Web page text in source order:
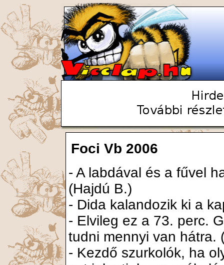
Foci Vb 2006
- A labdával és a fűvel
(Hajdú B.)
- Dida kalandozik ki a
- Elvileg ez a 73. perc.
tudni mennyi van hátra.
- Kezdő szurkolók, ha